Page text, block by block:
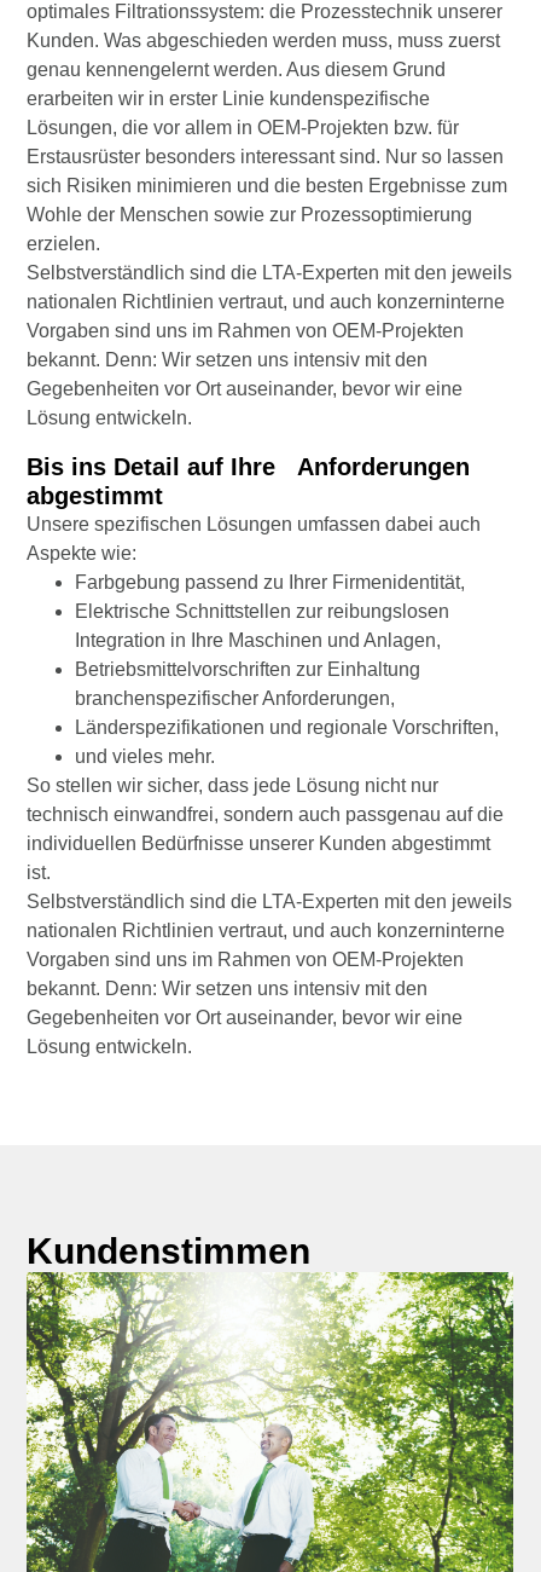
optimales Filtrationssystem: die Prozesstechnik unserer
Kunden. Was abgeschieden werden muss, muss zuerst
genau kennengelernt werden. Aus diesem Grund
erarbeiten wir in erster Linie kundenspezifische
Lösungen, die vor allem in OEM-Projekten bzw. für
Erstausrüster besonders interessant sind. Nur so lassen
sich Risiken minimieren und die besten Ergebnisse zum
Wohle der Menschen sowie zur Prozessoptimierung
erzielen.
Selbstverständlich sind die LTA-Experten mit den jeweils
nationalen Richtlinien vertraut, und auch konzerninterne
Vorgaben sind uns im Rahmen von OEM-Projekten
bekannt. Denn: Wir setzen uns intensiv mit den
Gegebenheiten vor Ort auseinander, bevor wir eine
Lösung entwickeln.
Bis ins Detail auf Ihre Anforderungen
abgestimmt
Unsere spezifischen Lösungen umfassen dabei auch
Aspekte wie:
Farbgebung passend zu Ihrer Firmenidentität,
Elektrische Schnittstellen zur reibungslosen
Integration in Ihre Maschinen und Anlagen,
Betriebsmittelvorschriften zur Einhaltung
branchenspezifischer Anforderungen,
Länderspezifikationen und regionale Vorschriften,
und vieles mehr.
So stellen wir sicher, dass jede Lösung nicht nur
technisch einwandfrei, sondern auch passgenau auf die
individuellen Bedürfnisse unserer Kunden abgestimmt
ist.
Selbstverständlich sind die LTA-Experten mit den jeweils
nationalen Richtlinien vertraut, und auch konzerninterne
Vorgaben sind uns im Rahmen von OEM-Projekten
bekannt. Denn: Wir setzen uns intensiv mit den
Gegebenheiten vor Ort auseinander, bevor wir eine
Lösung entwickeln.
Kundenstimmen